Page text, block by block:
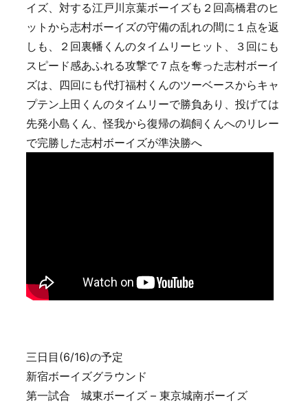
イズ、対する江戸川京葉ボーイズも２回高橋君のヒ
ットから志村ボーイズの守備の乱れの間に１点を返
しも、２回裏幡くんのタイムリーヒット、３回にも
スピード感あふれる攻撃で７点を奪った志村ボーイ
ズは、四回にも代打福村くんのツーベースからキャ
プテン上田くんのタイムリーで勝負あり、投げては
先発小島くん、怪我から復帰の鵜飼くんへのリレー
で完勝した志村ボーイズが準決勝へ
三日目(6/16)の予定
新宿ボーイズグラウンド
第一試合 城東ボーイズ – 東京城南ボーイズ